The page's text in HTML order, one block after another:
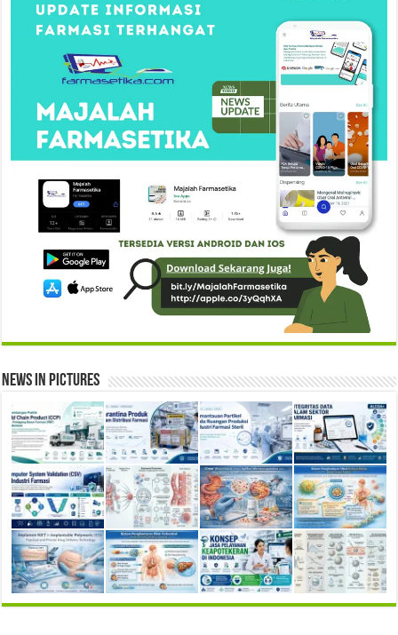
News in Pictures